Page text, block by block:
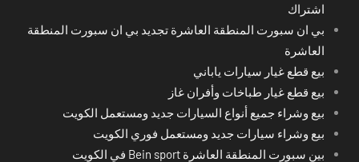
اشتراك
بي ان سبورت المنطقة العاشرة تجديد بي ان سبورت المنطقة
العاشرة
بيع قطع غيار سيارات ياباني
بيع قطع غيار طباخات وأفران غاز
بيع وشراء جميع أنواع السيارات جديد ومستعمل الكويت
بيع وشراء سيارات جديد ومستعمل فوري الكويت
بين سبورت المنطقة العاشرة Bein sport في الكويت